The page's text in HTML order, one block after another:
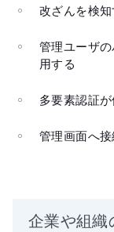
改ざんを検
管理ユーザ
用する
多要素認証
管理画面へ
企業や組織